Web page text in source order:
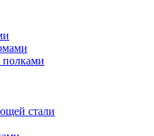
стали